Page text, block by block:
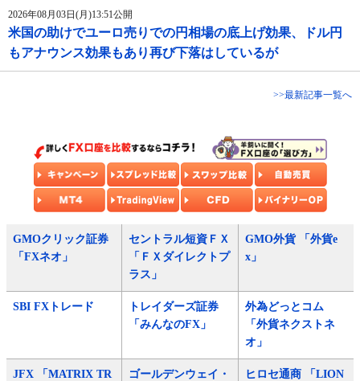
2026年08月03日(月)13:51公開
米国の助けでユーロ売りでの円相場の底上げ効果、ドル円
もアナウンス効果もあり再び下落はしているが
>>最新記事一覧へ
GMOクリック証券
「FXネオ」
セントラル短資ＦＸ
「ＦＸダイレクトプ
ラス」
GMO外貨 「外貨e
x」
SBI FXトレード
トレイダーズ証券
「みんなのFX」
外為どっとコム
「外貨ネクストネ
オ」
JFX 「MATRIX TR ゴールデンウェイ・ ヒロセ通商 「LION